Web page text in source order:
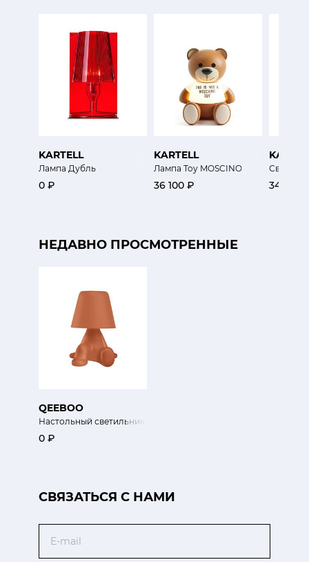
KARTELL
Лампа Дубль
0 ₽
KARTELL
Лампа Toy MOSCINO
36 100 ₽ 34 100 ₽
НЕДАВНО ПРОСМОТРЕННЫЕ
QEEBOO
Настольный светильник Боб (Милые Братья)
0 ₽
CВЯЗАТЬСЯ С НАМИ